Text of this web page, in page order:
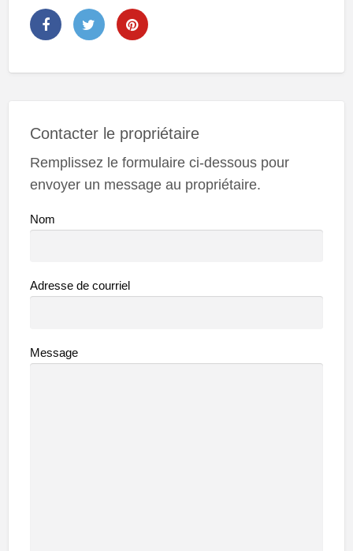
Contacter le propriétaire
Remplissez le formulaire ci-dessous pour
envoyer un message au propriétaire.
Nom
Adresse de courriel
Message